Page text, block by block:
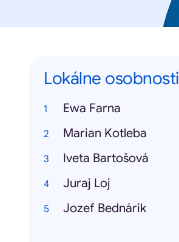
Lokálne osobnosti
Ewa Farna
Marian Kotleba
Iveta Bartošová
Juraj Loj
Jozef Bednárik